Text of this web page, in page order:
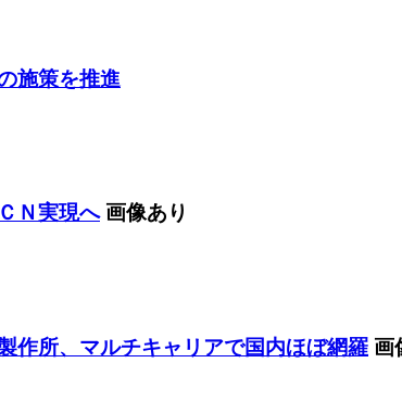
施策を推進
Ｎ実現へ 画像あり
所、マルチキャリアで国内ほぼ網羅 画